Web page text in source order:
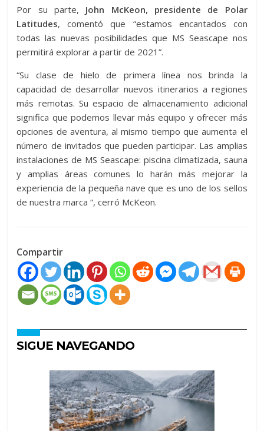
Por su parte, John McKeon, presidente de Polar
Latitudes, comentó que “estamos encantados con
todas las nuevas posibilidades que MS Seascape nos
permitirá explorar a partir de 2021”.
“Su clase de hielo de primera línea nos brinda la
capacidad de desarrollar nuevos itinerarios a regiones
más remotas. Su espacio de almacenamiento adicional
significa que podemos llevar más equipo y ofrecer más
opciones de aventura, al mismo tiempo que aumenta el
número de invitados que pueden participar. Las amplias
instalaciones de MS Seascape: piscina climatizada, sauna
y amplias áreas comunes lo harán más mejorar la
experiencia de la pequeña nave que es uno de los sellos
de nuestra marca “, cerró McKeon.
Compartir
SIGUE NAVEGANDO